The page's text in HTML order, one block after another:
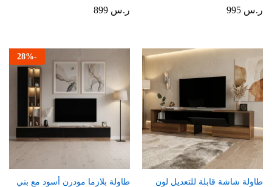
ر.س ر.س
طاولة شاشة قابلة للتعديل لون
-
28%
طاولة بلازما مودرن أسود مع بني